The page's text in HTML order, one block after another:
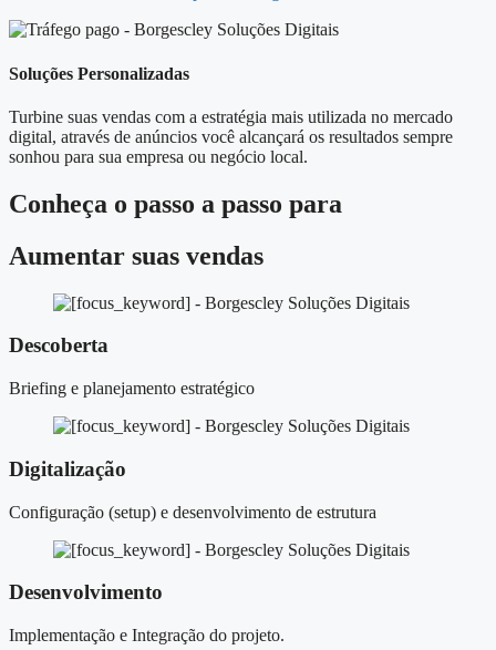
Soluções Personalizadas
Turbine suas vendas com a estratégia mais utilizada no mercado
digital, através de anúncios você alcançará os resultados sempre
sonhou para sua empresa ou negócio local.
Conheça o passo a passo para
Aumentar suas vendas
Descoberta
Briefing e planejamento estratégico
Digitalização
Configuração (setup) e desenvolvimento de estrutura
Desenvolvimento
Implementação e Integração do projeto.